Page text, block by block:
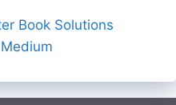
Book Solutions